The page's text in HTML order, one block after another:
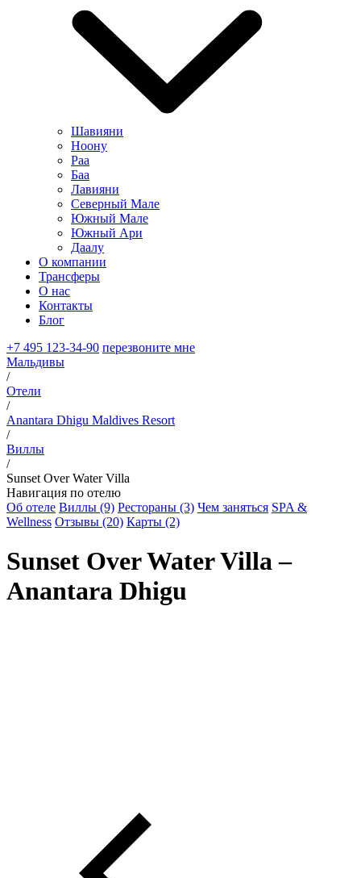
Шавияни
Ноону
Раа
Баа
Лавияни
Северный Мале
Южный Мале
Южный Ари
Даалу
О компании
Трансферы
О нас
Контакты
Блог
+7 495 123-34-90 перезвоните мне
Мальдивы
/
Отели
/
Anantara Dhigu Maldives Resort
/
Виллы
/
Sunset Over Water Villa
Навигация по отелю
Об отеле Виллы (9) Рестораны (3) Чем заняться SPA &
Wellness Отзывы (20) Карты (2)
Sunset Over Water Villa –
Anantara Dhigu